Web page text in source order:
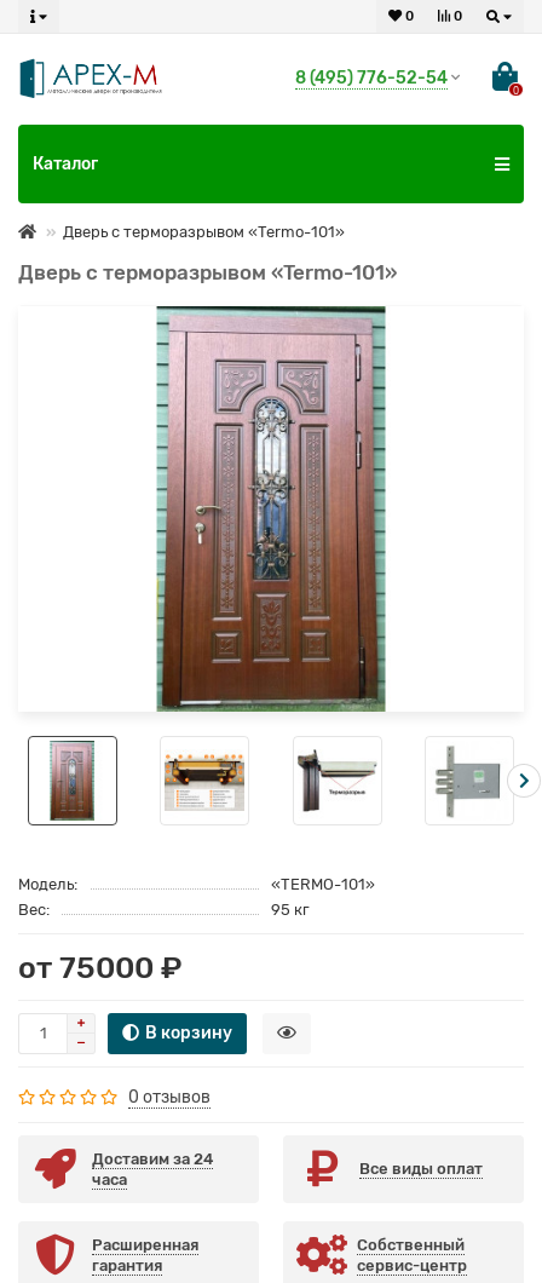
0
0
8 (495) 776-52-54
0
Каталог
Дверь с терморазрывом «Termo-101»
Дверь с терморазрывом «Termo-101»
Модель:
«TERMO-101»
Вес:
95 кг
от 75000 ₽
В корзину
0 отзывов
Доставим за 24
часа
Все виды оплат
Расширенная
гарантия
Собственный
сервис-центр